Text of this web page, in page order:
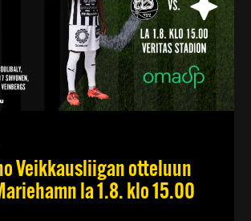
Veikkausliigan otteluun
la 1.8. klo 15.00